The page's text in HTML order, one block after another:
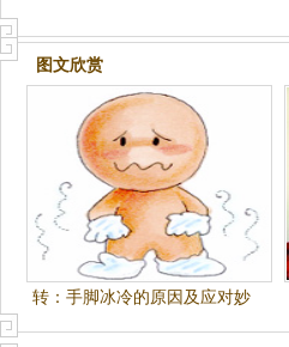
图文欣赏
转：手脚冰冷的原因及应对妙
方